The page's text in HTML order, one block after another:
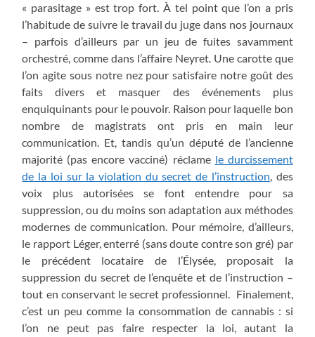
« parasitage » est trop fort. À tel point que l’on a pris
l’habitude de suivre le travail du juge dans nos journaux
– parfois d’ailleurs par un jeu de fuites savamment
orchestré, comme dans l’affaire Neyret. Une carotte que
l’on agite sous notre nez pour satisfaire notre goût des
faits divers et masquer des événements plus
enquiquinants pour le pouvoir. Raison pour laquelle bon
nombre de magistrats ont pris en main leur
communication. Et, tandis qu’un député de l’ancienne
majorité (pas encore vacciné) réclame le durcissement
de la loi sur la violation du secret de l’instruction, des
voix plus autorisées se font entendre pour sa
suppression, ou du moins son adaptation aux méthodes
modernes de communication. Pour mémoire, d’ailleurs,
le rapport Léger, enterré (sans doute contre son gré) par
le précédent locataire de l’Élysée, proposait la
suppression du secret de l’enquête et de l’instruction –
tout en conservant le secret professionnel. Finalement,
c’est un peu comme la consommation de cannabis : si
l’on ne peut pas faire respecter la loi, autant la